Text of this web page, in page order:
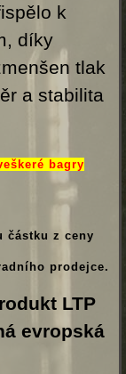
k
díky
tlak
a stabilita
bagry
částku z ceny
prodejce.
LTP
evropská